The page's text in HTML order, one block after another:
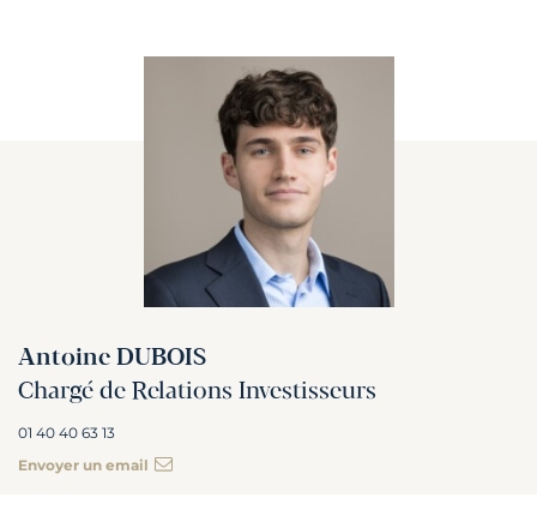
Antoine DUBOIS
Chargé de Relations Investisseurs
01 40 40 63 13
Envoyer un email